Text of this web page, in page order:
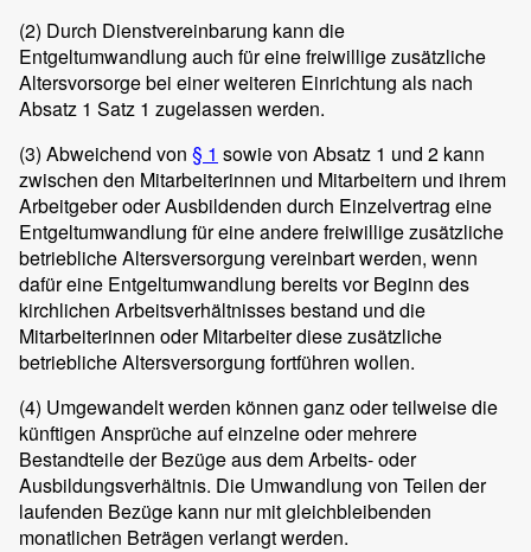
(2) Durch Dienstvereinbarung kann die
Entgeltumwandlung auch für eine freiwillige zusätzliche
Altersvorsorge bei einer weiteren Einrichtung als nach
Absatz 1 Satz 1 zugelassen werden.
(3) Abweichend von § 1 sowie von Absatz 1 und 2 kann
zwischen den Mitarbeiterinnen und Mitarbeitern und ihrem
Arbeitgeber oder Ausbildenden durch Einzelvertrag eine
Entgeltumwandlung für eine andere freiwillige zusätzliche
betriebliche Altersversorgung vereinbart werden, wenn
dafür eine Entgeltumwandlung bereits vor Beginn des
kirchlichen Arbeitsverhältnisses bestand und die
Mitarbeiterinnen oder Mitarbeiter diese zusätzliche
betriebliche Altersversorgung fortführen wollen.
(4) Umgewandelt werden können ganz oder teilweise die
künftigen Ansprüche auf einzelne oder mehrere
Bestandteile der Bezüge aus dem Arbeits- oder
Ausbildungsverhältnis. Die Umwandlung von Teilen der
laufenden Bezüge kann nur mit gleichbleibenden
monatlichen Beträgen verlangt werden.